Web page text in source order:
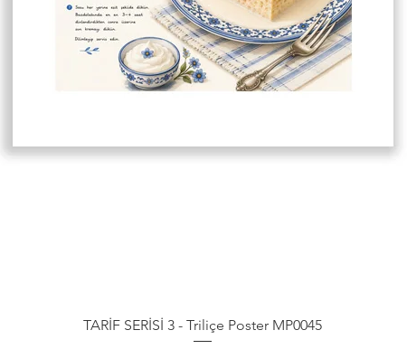
Hızlı Bakış
TARİF SERİSİ 3 - Triliçe Poster MP0045